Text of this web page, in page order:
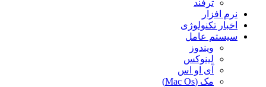
ترفند
نرم افزار
اخبار تکنولوژی
سیستم عامل
ویندوز
لینوکس
آی او اس
مک (Mac Os)